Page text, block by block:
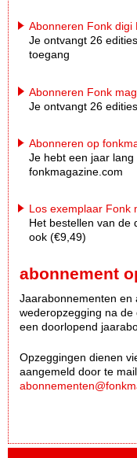
Abonneren Fonk digi
Je ontvangt 26
toegang
Abonneren Fonk
Je ontvangt 26
Abonneren op
Je hebt een jaar
fonkmagazine.com
Los exemplaar Fonk
Het bestellen van de
ook (€9,49)
abonnement
Jaarabonnementen en
wederopzegging na
een doorlopend
Opzeggingen dienen
aangemeld door te